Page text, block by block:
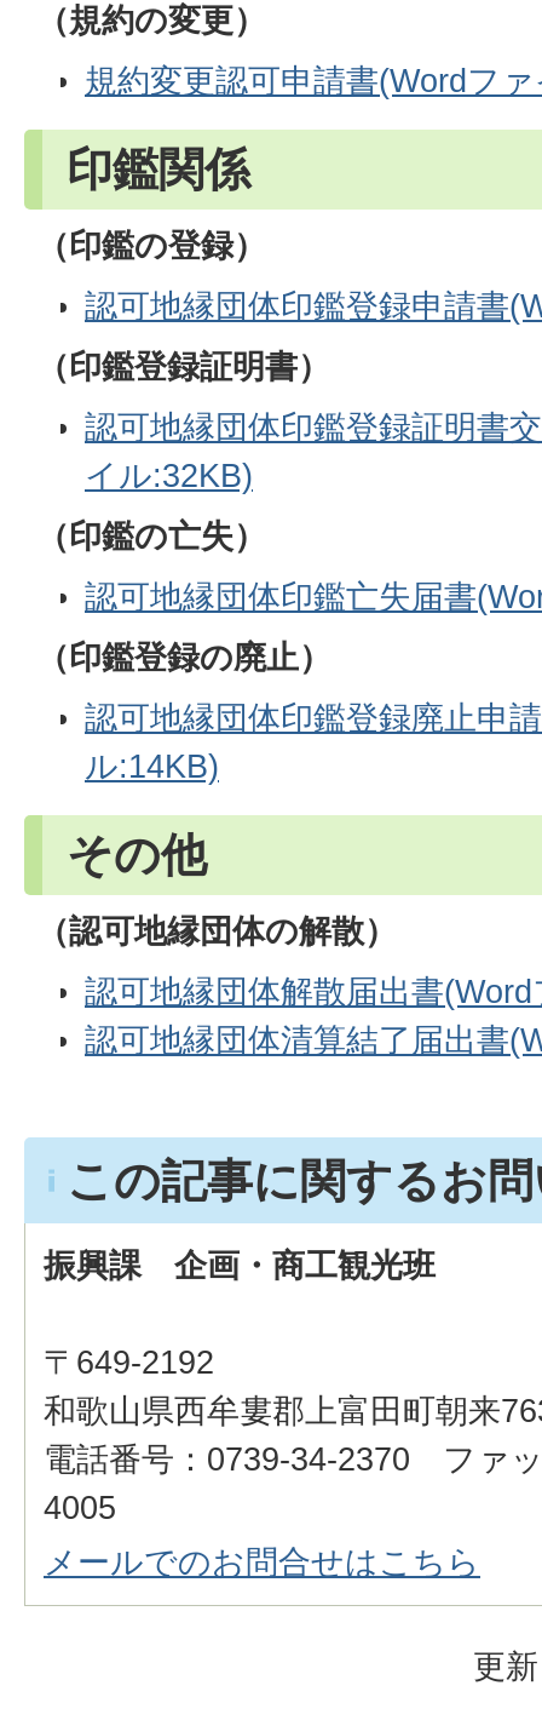
（規約の変更）
規約変更認可申請書(Wordフ
印鑑関係
（印鑑の登録）
認可地縁団体印鑑登録申請書
（印鑑登録証明書）
認可地縁団体印鑑登録証明書
イル:32KB)
（印鑑の亡失）
認可地縁団体印鑑亡失届書
（印鑑登録の廃止）
認可地縁団体印鑑登録廃止申
ル:14KB)
その他
（認可地縁団体の解散）
認可地縁団体解散届出書
認可地縁団体清算結了届出書
この記事に関するお
振興課 企画・商工観光班
〒649-2192
和歌山県西牟婁郡上富田町朝来
電話番号：0739-34-2370 ファ
4005
メールでのお問合せはこちら
更